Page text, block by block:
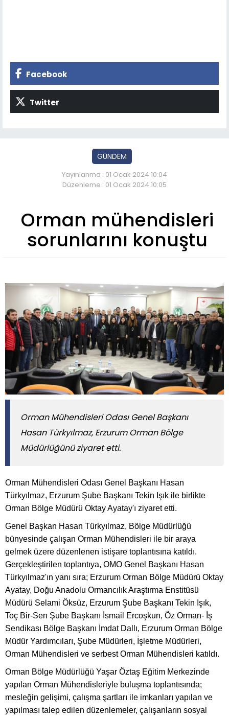
Facebook
Twitter
GÜNDEM
Yayınlanma : 01 Ocak 2024 10:04
Düzenleme : 01 Ocak 2024 10:05
Orman mühendisleri
sorunlarını konuştu
Orman Mühendisleri Odası Genel Başkanı
Hasan Türkyılmaz, Erzurum Orman Bölge
Müdürlüğünü ziyaret etti.
Orman Mühendisleri Odası Genel Başkanı Hasan
Türkyılmaz, Erzurum Şube Başkanı Tekin Işık ile birlikte
Orman Bölge Müdürü Oktay Ayatay'ı ziyaret etti.
Genel Başkan Hasan Türkyılmaz, Bölge Müdürlüğü
bünyesinde çalışan Orman Mühendisleri ile bir araya
gelmek üzere düzenlenen istişare toplantısına katıldı.
Gerçekleştirilen toplantıya, OMO Genel Başkanı Hasan
Türkyılmaz'ın yanı sıra; Erzurum Orman Bölge Müdürü Oktay
Ayatay, Doğu Anadolu Ormancılık Araştırma Enstitüsü
Müdürü Selami Öksüz, Erzurum Şube Başkanı Tekin Işık,
Toç Bir-Sen Şube Başkanı İsmail Ercoşkun, Öz Orman- İş
Sendikası Bölge Başkanı İmdat Dallı, Erzurum Orman Bölge
Müdür Yardımcıları, Şube Müdürleri, İşletme Müdürleri,
Orman Mühendisleri ve serbest Orman Mühendisleri katıldı.
Orman Bölge Müdürlüğü Yaşar Öztaş Eğitim Merkezinde
yapılan Orman Mühendisleriyle buluşma toplantısında;
mesleğin gelişimi, çalışma şartları ile imkanları yapılan ve
yapılması talep edilen düzenlemeler, çalışanların sosyal